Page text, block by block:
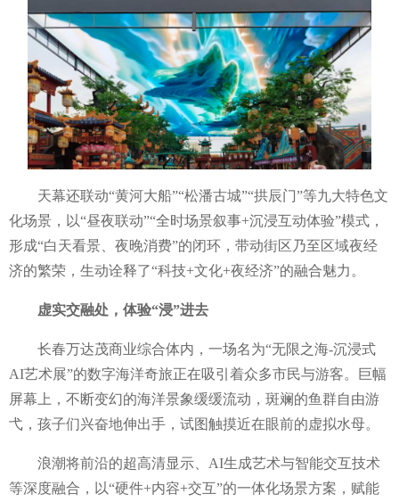
天幕还联动“黄河大船”“松潘古城”“拱辰门”等九大特色文
化场景，以“昼夜联动”“全时场景叙事+沉浸互动体验”模式，
形成“白天看景、夜晚消费”的闭环，带动街区乃至区域夜经
济的繁荣，生动诠释了“科技+文化+夜经济”的融合魅力。
虚实交融处，体验“浸”进去
长春万达茂商业综合体内，一场名为“无限之海-沉浸式
AI艺术展”的数字海洋奇旅正在吸引着众多市民与游客。巨幅
屏幕上，不断变幻的海洋景象缓缓流动，斑斓的鱼群自由游
弋，孩子们兴奋地伸出手，试图触摸近在眼前的虚拟水母。
浪潮将前沿的超高清显示、 AI生成艺术与智能交互技术
等深度融合，以“硬件+内容+交互”的一体化场景方案，赋能